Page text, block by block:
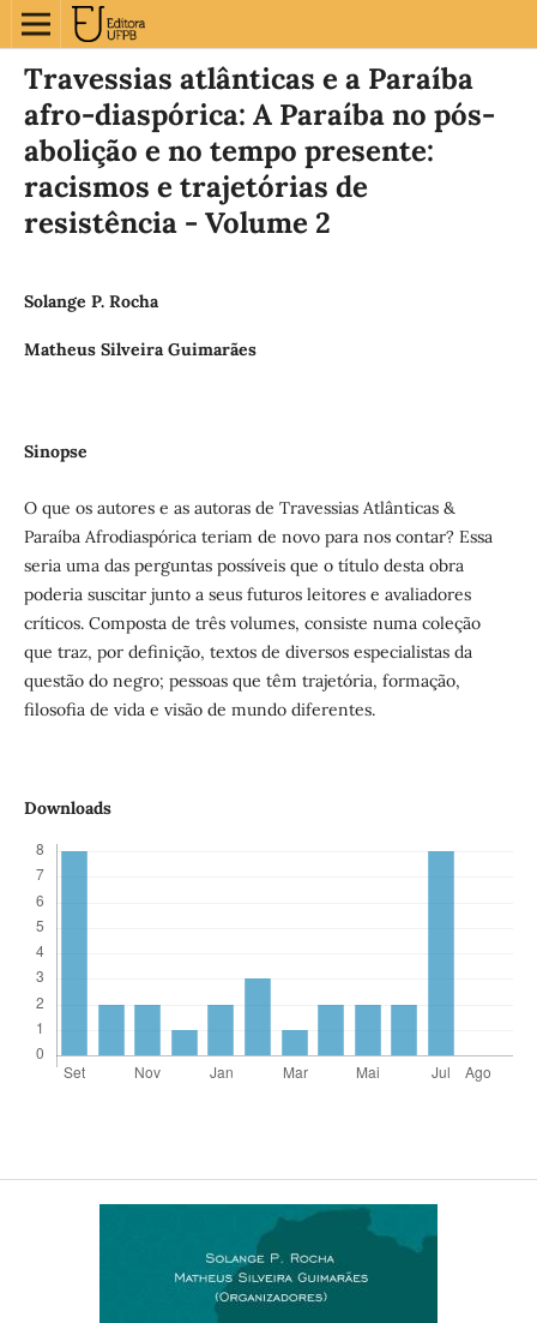
Travessias atlânticas e a Paraíba
afro-diaspórica: A Paraíba no pós-
abolição e no tempo presente:
racismos e trajetórias de
resistência - Volume 2
Solange P. Rocha
Matheus Silveira Guimarães
Sinopse
O que os autores e as autoras de Travessias Atlânticas &
Paraíba Afrodiaspórica teriam de novo para nos contar? Essa
seria uma das perguntas possíveis que o título desta obra
poderia suscitar junto a seus futuros leitores e avaliadores
críticos. Composta de três volumes, consiste numa coleção
que traz, por definição, textos de diversos especialistas da
questão do negro; pessoas que têm trajetória, formação,
filosofia de vida e visão de mundo diferentes.
Downloads